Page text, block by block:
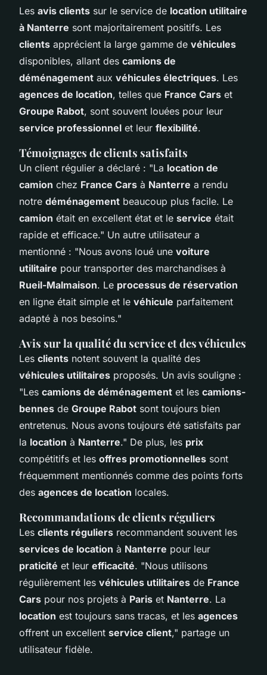
Les avis clients sur le service de location utilitaire
à Nanterre sont majoritairement positifs. Les
clients apprécient la large gamme de véhicules
disponibles, allant des camions de
déménagement aux véhicules électriques. Les
agences de location, telles que France Cars et
Groupe Rabot, sont souvent louées pour leur
service professionnel et leur flexibilité.
Témoignages de clients satisfaits
Un client régulier a déclaré : "La location de
camion chez France Cars à Nanterre a rendu
notre déménagement beaucoup plus facile. Le
camion était en excellent état et le service était
rapide et efficace." Un autre utilisateur a
mentionné : "Nous avons loué une voiture
utilitaire pour transporter des marchandises à
Rueil-Malmaison. Le processus de réservation
en ligne était simple et le véhicule parfaitement
adapté à nos besoins."
Avis sur la qualité du service et des véhicules
Les clients notent souvent la qualité des
véhicules utilitaires proposés. Un avis souligne :
"Les camions de déménagement et les camions-
bennes de Groupe Rabot sont toujours bien
entretenus. Nous avons toujours été satisfaits par
la location à Nanterre." De plus, les prix
compétitifs et les offres promotionnelles sont
fréquemment mentionnés comme des points forts
des agences de location locales.
Recommandations de clients réguliers
Les clients réguliers recommandent souvent les
services de location à Nanterre pour leur
praticité et leur efficacité. "Nous utilisons
régulièrement les véhicules utilitaires de France
Cars pour nos projets à Paris et Nanterre. La
location est toujours sans tracas, et les agences
offrent un excellent service client," partage un
utilisateur fidèle.